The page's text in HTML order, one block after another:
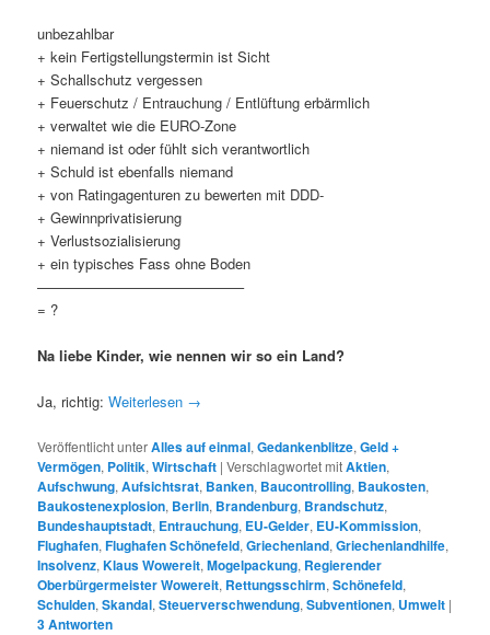
unbezahlbar
+ kein Fertigstellungstermin ist Sicht
+ Schallschutz vergessen
+ Feuerschutz / Entrauchung / Entlüftung erbärmlich
+ verwaltet wie die EURO-Zone
+ niemand ist oder fühlt sich verantwortlich
+ Schuld ist ebenfalls niemand
+ von Ratingagenturen zu bewerten mit DDD-
+ Gewinnprivatisierung
+ Verlustsozialisierung
+ ein typisches Fass ohne Boden
——————————————–
= ?
Na liebe Kinder, wie nennen wir so ein Land?
Ja, richtig:Weiterlesen →
Veröffentlicht unterAlles auf einmal,Gedankenblitze,Geld +
Vermögen, Politik,Wirtschaft |Verschlagwortet mitAktien,
Aufschwung,Aufsichtsrat, Banken, Baucontrolling, Baukosten,
Baukostenexplosion, Berlin, Brandenburg, Brandschutz,
Bundeshauptstadt, Entrauchung, EU-Gelder, EU-Kommission,
Flughafen,Flughafen Schönefeld,Griechenland,Griechenlandhilfe,
Insolvenz,Klaus Wowereit,Mogelpackung, Regierender
Oberbürgermeister Wowereit, Rettungsschirm,Schönefeld,
Schulden,Skandal,Steuerverschwendung,Subventionen, Umwelt |
3Antworten